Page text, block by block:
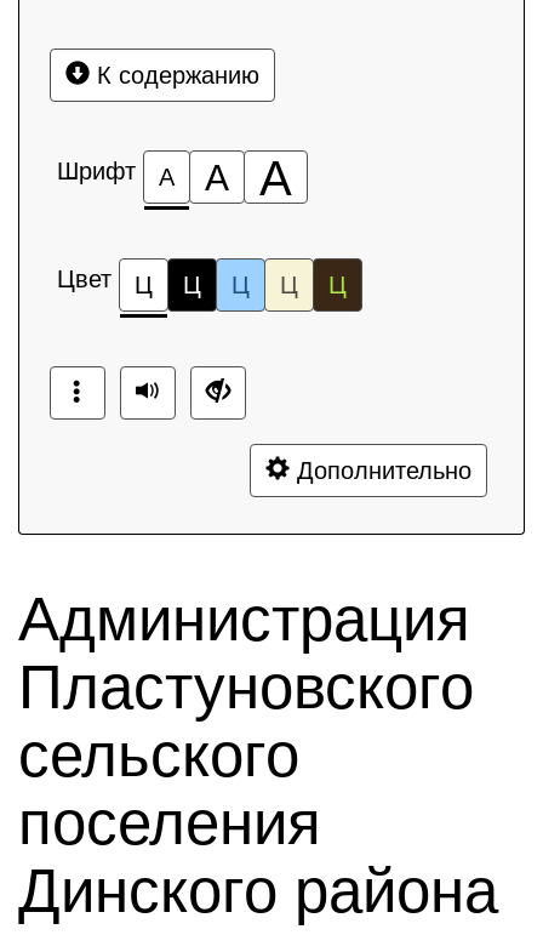
К содержанию
Шрифт А А А
Цвет Ц Ц Ц Ц Ц
Дополнительно
Администрация
Пластуновского
сельского
поселения
Динского района